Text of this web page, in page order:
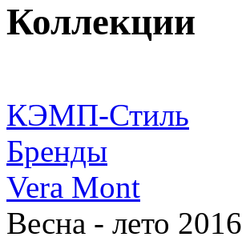
Коллекции
КЭМП-Стиль
Бренды
Vera Mont
Весна - лето 2016